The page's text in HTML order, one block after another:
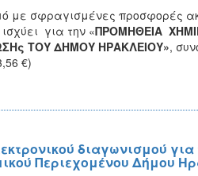
με σφραγισμένες προσφορές
για την «ΠΡΟΜΗΘΕΙΑ
ΤΟΥ ΔΗΜΟΥ ΗΡΑΚΛΕΙΟΥ»,
€)
διαγωνισμού για
Περιεχομένου Δήμου